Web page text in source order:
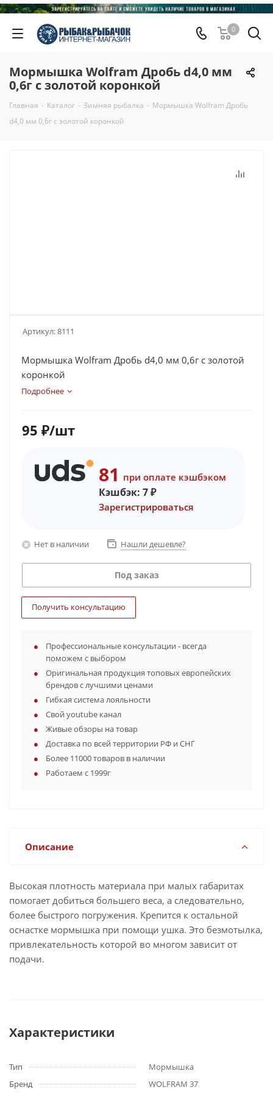
0
Мормышка Wolfram Дробь d4,0 мм
0,6г с золотой коронкой
Главная - Каталог - Зимняя рыбалка - Мормышка Wolfram Дробь
d4,0 мм 0,6г с золотой коронкой
Артикул:8111
Мормышка Wolfram Дробь d4,0 мм 0,6г с золотой
коронкой
Подробнее
95 ₽/шт
81 при оплате кэшбэком
Кэшбэк: 7₽
Зарегистрироваться
Нет в наличии Нашли дешевле?
Под заказ
Получить консультацию
Профессиональные консультации - всегда
поможем с выбором
Оригинальная продукция топовых европейских
брендов с лучшими ценами
Гибкая система лояльности
Свой youtube канал
Живые обзоры на товар
Доставка по всей территории РФ и СНГ
Более 11000 товаров в наличии
Работаем с 1999г
Описание
Высокая плотность материала при малых габаритах
помогает добиться большего веса, а следовательно,
более быстрого погружения. Крепится к остальной
оснастке мормышка при помощи ушка. Это безмотылка,
привлекательность которой во многом зависит от
подачи.
Характеристики
Тип
Мормышка
Бренд
WOLFRAM 37